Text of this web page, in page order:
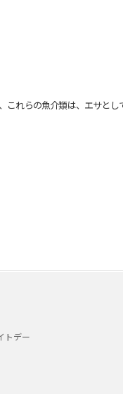
れらの魚介類は、エサとし
トデー